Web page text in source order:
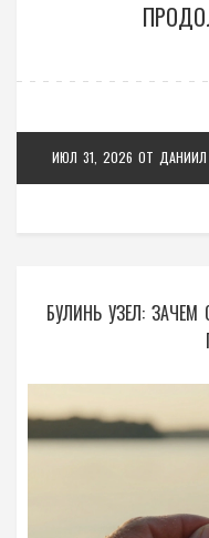
ИЮЛ 31, 2026 ОТ
БУЛИНЬ УЗЕЛ: